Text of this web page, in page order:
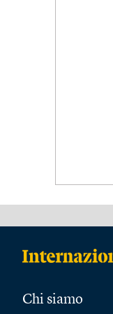
Chi siamo